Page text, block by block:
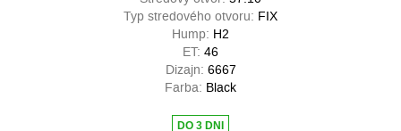
Typ stredového otvoru: FIX
Hump: H2
ET: 46
Dizajn: 6667
Farba: Black
DO 3 DNI